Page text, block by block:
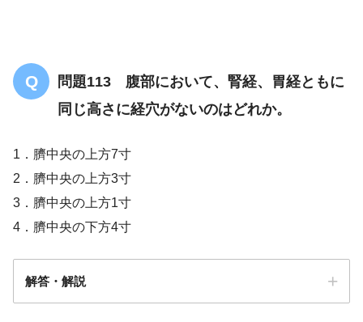
問題113 腹部において、腎経、胃経ともに
同じ高さに経穴がないのはどれか。
1．臍中央の上方7寸
2．臍中央の上方3寸
3．臍中央の上方1寸
4．臍中央の下方4寸
解答・解説